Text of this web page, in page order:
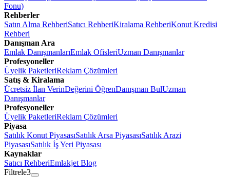
Fonu)
Rehberler
Satın Alma RehberiSatıcı RehberiKiralama RehberiKonut Kredisi
Rehberi
Danışman Ara
Emlak DanışmanlarıEmlak OfisleriUzman Danışmanlar
Profesyoneller
Üyelik PaketleriReklam Çözümleri
Satış & Kiralama
Ücretsiz İlan VerinDeğerini ÖğrenDanışman BulUzman
Danışmanlar
Profesyoneller
Üyelik PaketleriReklam Çözümleri
Piyasa
Satılık Konut PiyasasıSatılık Arsa PiyasasıSatılık Arazi
PiyasasıSatılık İş Yeri Piyasası
Kaynaklar
Satıcı RehberiEmlakjet Blog
Filtrele3